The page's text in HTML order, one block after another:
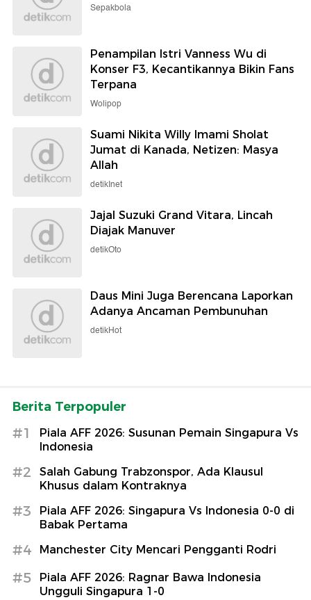
Sepakbola
Penampilan Istri Vanness Wu di
Konser F3, Kecantikannya Bikin Fans
Terpana
Wolipop
Suami Nikita Willy Imami Sholat
Jumat di Kanada, Netizen: Masya
Allah
detikInet
Jajal Suzuki Grand Vitara, Lincah
Diajak Manuver
detikOto
Daus Mini Juga Berencana Laporkan
Adanya Ancaman Pembunuhan
detikHot
Berita Terpopuler
#1
Piala AFF 2026: Susunan Pemain Singapura Vs
Indonesia
#2
Salah Gabung Trabzonspor, Ada Klausul
Khusus dalam Kontraknya
#3
Piala AFF 2026: Singapura Vs Indonesia 0-0 di
Babak Pertama
#4 Manchester City Mencari Pengganti Rodri
#5
Piala AFF 2026: Ragnar Bawa Indonesia
Ungguli Singapura 1-0